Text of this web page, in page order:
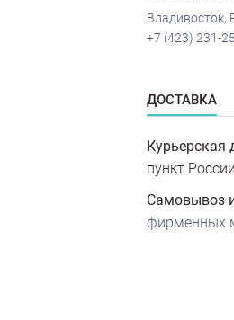
Владивосток,
+7 (423) 231-
ДОСТАВКА
Курьерская
пункт
Самовывоз
фирменных